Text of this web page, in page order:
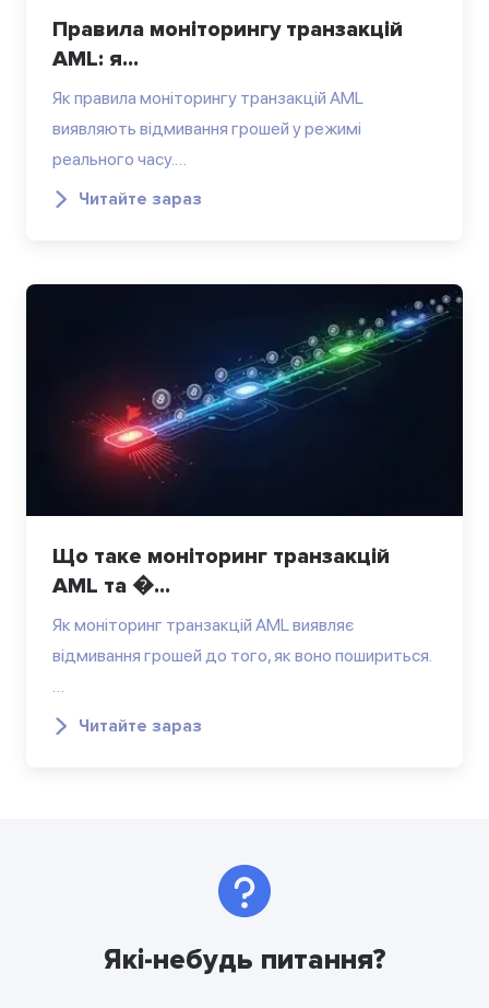
Правила моніторингу транзакцій
AML: я...
Як правила моніторингу транзакцій AML
виявляють відмивання грошей у режимі
реального часу.…
Читайте зараз
Що таке моніторинг транзакцій
AML та �...
Як моніторинг транзакцій AML виявляє
відмивання грошей до того, як воно пошириться.
…
Читайте зараз
Які-небудь питання?